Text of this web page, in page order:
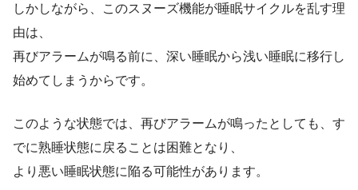
しかしながら、このスヌーズ機能が睡眠サイクルを乱す理
由は、
再びアラームが鳴る前に、深い睡眠から浅い睡眠に移行し
始めてしまうからです。
このような状態では、再びアラームが鳴ったとしても、す
でに熟睡状態に戻ることは困難となり、
より悪い睡眠状態に陥る可能性があります。